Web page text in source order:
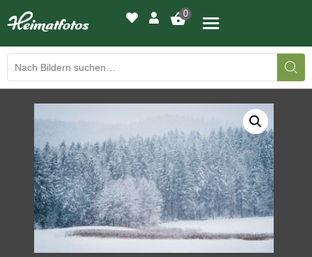
0
DRUCKQUALITÄTEN
LED-LEUCHTBILDER
WIR DRUCKEN IHR BILD
AUSSTELLUNGEN